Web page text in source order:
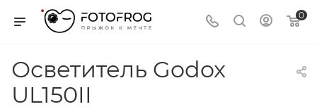
0
Осветитель Godox
UL150II